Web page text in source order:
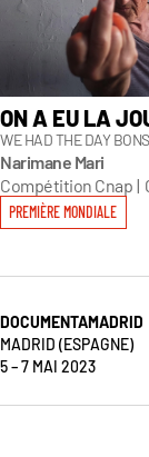
ON A EU LA
WE HAD THE DAY
Narimane Mari
Compétition Cnap |
PREMIÈRE MONDIALE
DOCUMENTAMADRID
MADRID (ESPAGNE)
5 – 7 MAI 2023